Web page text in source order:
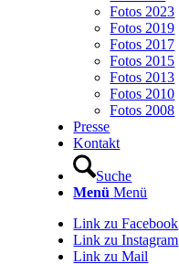
Fotos 2023
Fotos 2019
Fotos 2017
Fotos 2015
Fotos 2013
Fotos 2010
Fotos 2008
Presse
Kontakt
Suche
Menü Menü
Link zu Facebook
Link zu Instagram
Link zu Mail